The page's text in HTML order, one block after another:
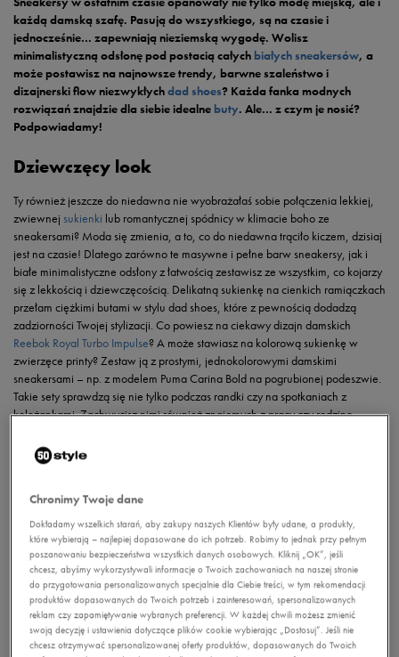
każdą damską szafę. Pasują do wszystkiego, są na czasie i
jednocześnie… zapewniają nieziemską wygodę. Wolisz
minimalistyczną odsłonę pod postacią całych białych sneakersów, a
może postawisz na najnowsze trendy, barwne szaleństwo i
dizajnerski flow niezwykłychdad shoes? Każda fanka modnych
rozwiązań znajdzie dla siebie idealne buty. Ale… z czym je nosić?
Podpowiadamy!
Dziewczęcy look
Ty również jeszcze do niedawna nie wyobrażałaś sobie połączenia lekkiej,
zwiewnej sukienki lub romantycznej spódnicy w klimacie boho ze
sneakersami? Moda się zmienia, a to, co do niedawna trąciło kiczem, dzisiaj
jest na czasie! Dlatego zarówno te masywne i pełne barw sneakersy, jak i
białe minimalistyczne odsłony z łatwością zestawisz ze wszystkim, co kojarzy
się z lekkością i dziewczęcością. Delikatną sukienkę na cienkich ramiączkach
przełam ciężkimi butami w stylu dad shoes, które z pewnością dodadzą
zadziorności Twojej stylizacji. Co powiesz na ciekawy dizajn damskich
Reebok Royal Turbo Impulse? A może stawiasz na kolorową sukienkę w
zwierzęce printy? Zestaw ją z prostymi, jednokolorowymi damskimi
sneakersami – np. z modelem Puma Carina Bold na pogrubionej podeszwie.
Takie sety sprawdzą się nie tylko podczas randki czy na spotkaniach z
koleżankami. Zachwycisz nimi również znajomych z pracy czy rodzinę
dodatki, które uzupełnią cały look i jesteś gotowa, aby podbijać miasto w
dziewczęcym zestawieniu i wygodzie ulubionych kicksów.
Chronimy Twoje dane
Dokładamy wszelkich starań, aby zakupy naszych Klientów były udane, a produkty,
które wybierają – najlepiej dopasowane do ich potrzeb. Robimy to jednak przy pełnym
poszanowaniu bezpieczeństwa wszystkich danych osobowych. Kliknij „OK”, jeśli
chcesz, abyśmy wykorzystywali informacje o Twoich zachowaniach na naszej stronie
do przygotowania personalizowanych specjalnie dla Ciebie treści, w tym rekomendacji
produktów dopasowanych do Twoich potrzeb i zainteresowań, spersonalizowanych
reklam czy zapamiętywanie wybranych preferencji. W każdej chwili możesz zmienić
swoją decyzję i ustawienia dotyczące plików cookie wybierając „Dostosuj”. Jeśli nie
chcesz otrzymywać spersonalizowanej oferty produktów, dopasowanych do Twoich